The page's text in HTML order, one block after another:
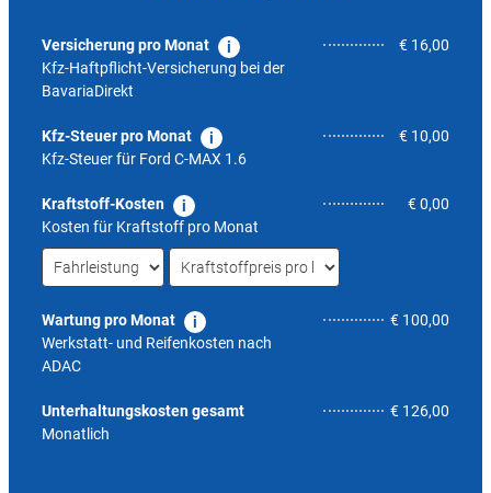
Versicherung pro Monat
Kfz-Haftpflicht-Versicherung bei der
BavariaDirekt
€ 16,00
Kfz-Steuer pro Monat
Kfz-Steuer für Ford C-MAX 1.6
€ 10,00
Kraftstoff-Kosten
Kosten für Kraftstoff pro Monat
€ 0,00
Wartung pro Monat
Werkstatt- und Reifenkosten nach
ADAC
€ 100,00
Unterhaltungskosten gesamt
Monatlich
€ 126,00